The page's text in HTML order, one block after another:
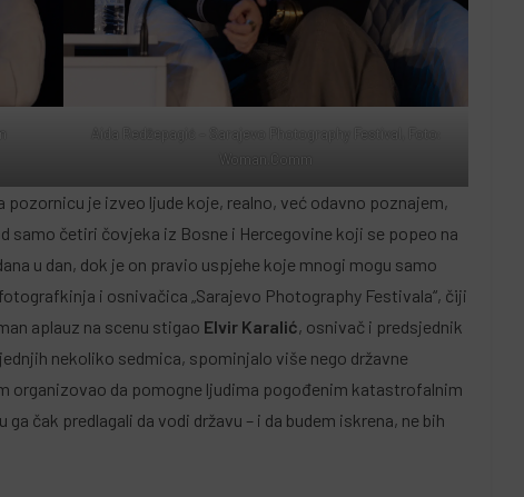
Woman.Comm
pozornicu je izveo ljude koje, realno, već odavno poznajem,
samo četiri čovjeka iz Bosne i Hercegovine koji se popeo na
u dan, dok je on pravio uspjehe koje mnogi mogu samo
i osnivačica „Sarajevo Photography Festivala“, čiji
aplauz na scenu stigao Elvir Karalić, osnivač i predsjednik
nekoliko sedmica, spominjalo više nego državne
organizovao da pomogne ljudima pogođenim katastrofalnim
čak predlagali da vodi državu – i da budem iskrena, ne bih